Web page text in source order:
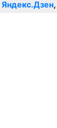
Яндекс.Дзен,